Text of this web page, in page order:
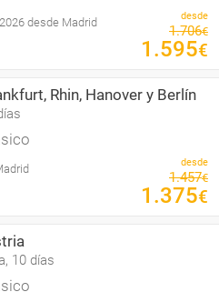
desde Madrid desde
1.706€
1 .595€
Rhin, Hanover y Berlín
desde
1.457€
1 .375€
10 días